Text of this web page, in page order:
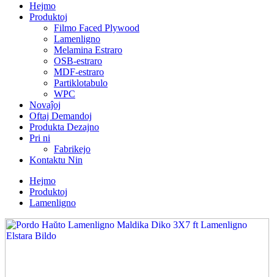
Hejmo
Produktoj
Filmo Faced Plywood
Lamenligno
Melamina Estraro
OSB-estraro
MDF-estraro
Partiklotabulo
WPC
Novaĵoj
Oftaj Demandoj
Produkta Dezajno
Pri ni
Fabrikejo
Kontaktu Nin
Hejmo
Produktoj
Lamenligno